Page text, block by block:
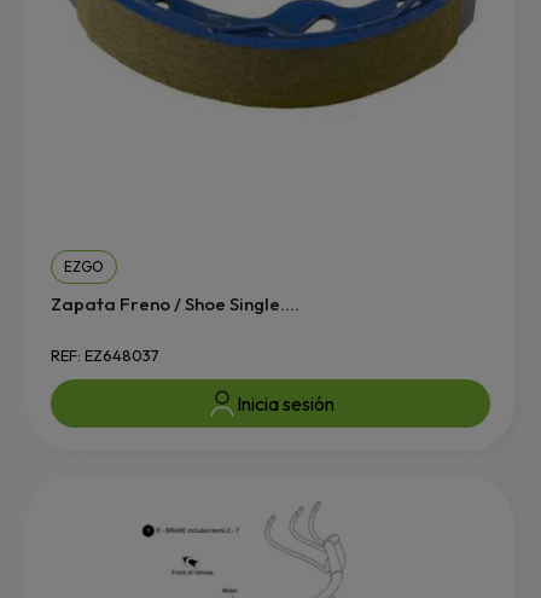
EZGO
Zapata Freno / Shoe Single....
REF: EZ648037
Inicia sesión